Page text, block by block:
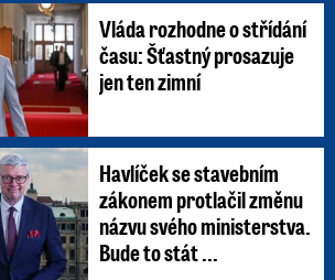
Vláda rozhodne o střídání
času: Šťastný prosazuje
jen ten zimní
Havlíček se stavebním
zákonem protlačil změnu
názvu svého ministerstva.
Bude to stát ...